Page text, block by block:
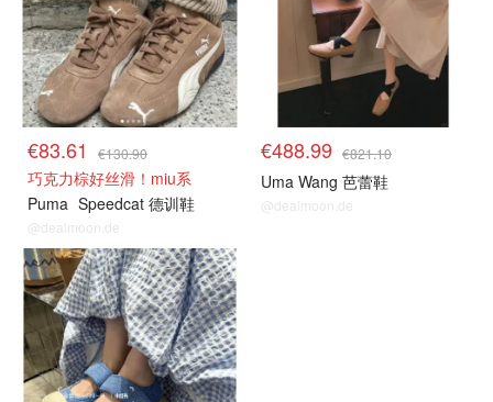
€83.61 €130.90
巧克力棕好丝滑！miu系
Puma Speedcat 德训鞋
@dealmoon.de
€488.99 €821.10
Uma Wang 芭蕾鞋
@dealmoon.de